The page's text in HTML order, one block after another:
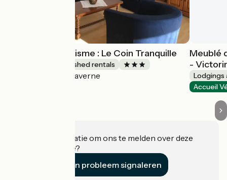
Meublé de Tourisme : Le Coin Tranquille
Lodgings and furnished rentals
Saverne
Meublé
-
Lodgings
Accueil
Heeft u informatie om ons te melden over deze
accommodatie?
Een probleem signaleren